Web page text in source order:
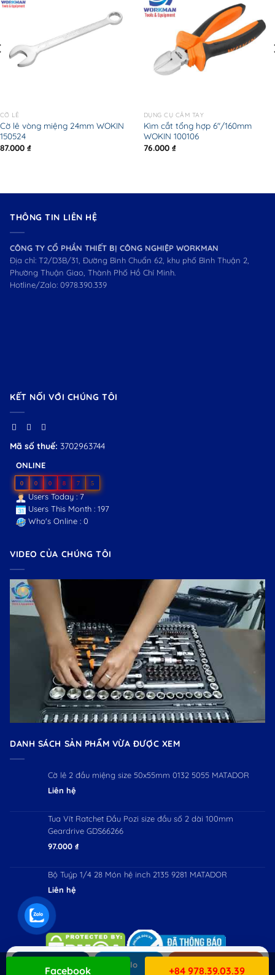
CỜ LÊ
Cờ lê vòng miệng 24mm WOKIN
150524
87.000 ₫
DỤNG CỤ CẦM TAY
Kìm cắt tổng hợp 6″/160mm
WOKIN 100106
76.000 ₫
Zalo
THÔNG TIN LIÊN HỆ
CÔNG TY CỔ PHẦN THIẾT BỊ CÔNG NGHIỆP WORKMAN
Địa chỉ: T2/D3B/31, Đường Bình Chuẩn 62, khu phố Bình Thuận 2,
Phường Thuận Giao, Thành Phố Hồ Chí Minh.
Hotline/Zalo: 0978.390.339
KẾT NỐI VỚI CHÚNG TÔI
Mã số thuế: 3702963744
ONLINE
0 0 0 8 7 5
Users Today : 7
Users This Month : 197
Who's Online : 0
VIDEO CỦA CHÚNG TÔI
DANH SÁCH SẢN PHẨM VỪA ĐƯỢC XEM
Cờ lê 2 đầu miệng size 50x55mm 0132 5055 MATADOR
Liên hệ
Tua Vít Ratchet Đầu Pozi size đầu số 2 dài 100mm
Geardrive GDS66266
97.000 ₫
Bộ Tuýp 1/4 28 Món hệ inch 2135 9281 MATADOR
Liên hệ
Facebook +84 978.39.03.39